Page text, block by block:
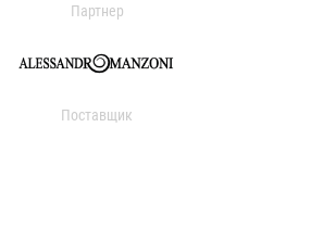
Партнер
Поставщик